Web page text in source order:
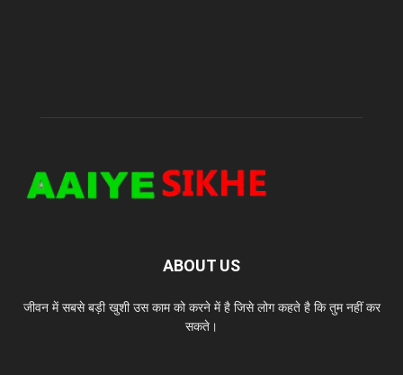
ABOUT US
जीवन में सबसे बड़ी खुशी उस काम को करने में है जिसे लोग कहते है कि तुम नहीं कर
सकते।